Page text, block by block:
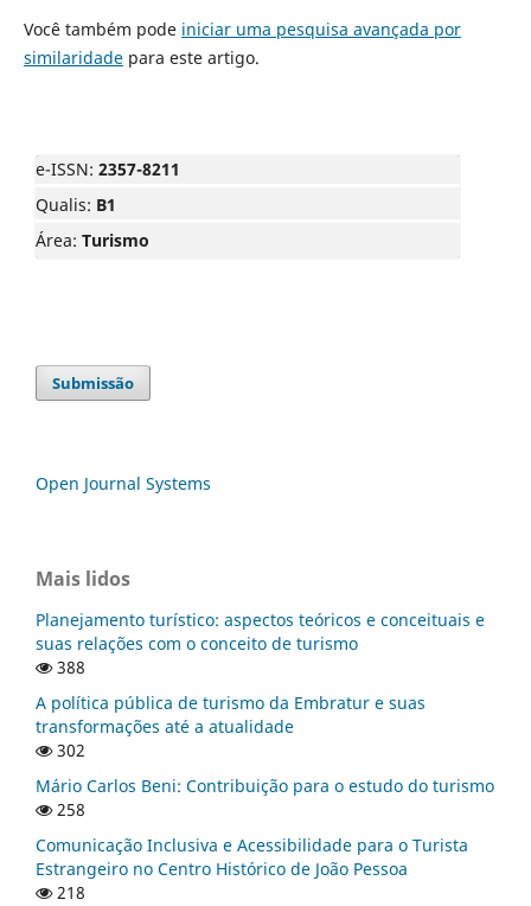
Você também pode iniciar uma pesquisa avançada por
similaridadepara este artigo.
e-ISSN: 2357-8211
Qualis: B1
Área: Turismo
Submissão
Open Journal Systems
Mais lidos
Planejamento turístico: aspectos teóricos e conceituais e
suas relações com o conceito de turismo
388
A política pública de turismo da Embratur e suas
transformações até a atualidade
302
Mário Carlos Beni: Contribuição para o estudo do turismo
258
Comunicação Inclusiva e Acessibilidade para o Turista
Estrangeiro no Centro Histórico de João Pessoa
218